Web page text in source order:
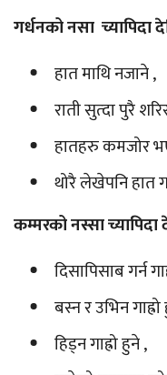
गर्धनको नसा च्यापिदा
हात माथि नजाने ,
राती सुत्दा पुरै
हातहरु कमजोर
थोरै लेखेपनि हात
कम्मरको नस्सा
दिसापिसाब गर्न
बस्न र उभिन
हिड्न गाह्रो हुने ,